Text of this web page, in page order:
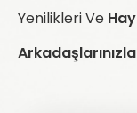
Yenilikleri Ve
Arkadaşlarınızla